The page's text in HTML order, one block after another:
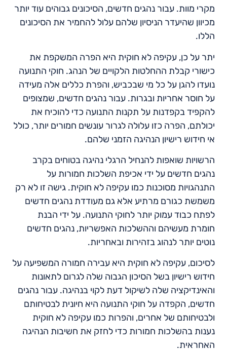
מקרי מוות. עבור נהגים חדשים, הסיכונים גבוהים עוד יותר
מכיוון שהיעדר הניסיון שלהם עלול להחמיר את הסיכונים
הללו.
יתר על כן, עקיפה לא חוקית היא הפרה המשקפת את
כישורי קבלת ההחלטות הלקויים של הנהג. חוקי התנועה
נועדו להגן על כל מי שבכביש, והפרת כללים אלה מעידה
על חוסר אחריות ובגרות. עבור נהגים חדשים, שמצופים
להקפיד בקפדנות על תקנות התנועה כדי להוכיח את
יכולתם, הפרה כזו עלולה לגרור עונשים חמורים יותר, כולל
אי חידוש רישיון הנהיגה הזמני שלהם.
הרשויות שואפות להנחיל הרגלי נהיגה בטוחים בקרב
נהגים חדשים על ידי אכיפת השלכות חמורות על
התנהגויות מסוכנות כמו עקיפה לא חוקית. גישה זו לא רק
משמשת כגורם מרתיע אלא גם מעודדת נהגים חדשים
לפתח כבוד עמוק יותר לחוקי התנועה. על ידי הבנת
חומרת מעשיהם וההשלכות האפשריות, נהגים חדשים
נוטים יותר לנהוג בזהירות ובאחריות.
לסיכום, עקיפה לא חוקית היא עבירה חמורה המשפיעה על
חידוש רישיון בשל הסיכון הגבוה שלה לגרום לתאונות
והאינדיקציה שלה לשיקול דעת לקוי בנהיגה. עבור נהגים
חדשים, הקפדה על חוקי התנועה היא חיונית לבטיחותם
ולבטיחותם של אחרים, והפרות כמו עקיפה לא חוקית
נענות בהשלכות חמורות כדי לחזק את חשיבות הנהיגה
האחראית.